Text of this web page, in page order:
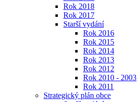
Rok 2018
Rok 2017
Starší vydání
Rok 2016
Rok 2015
Rok 2014
Rok 2013
Rok 2012
Rok 2010 - 2003
Rok 2011
Strategický plán obce